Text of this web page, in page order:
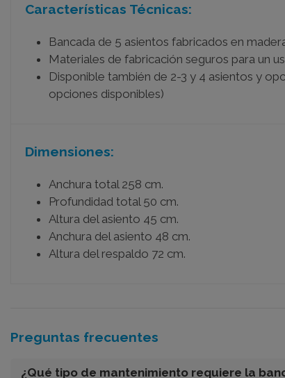
Características Técnicas:
Bancada de 5 asientos fabricados en
Materiales de fabricación seguros para un
Disponible también de 2-3 y 4 asientos y
opciones disponibles)
Dimensiones:
Anchura total 258 cm.
Profundidad total 50 cm.
Altura del asiento 45 cm.
Anchura del asiento 48 cm.
Altura del respaldo 72 cm.
Preguntas frecuentes
¿Qué tipo de mantenimiento requiere la